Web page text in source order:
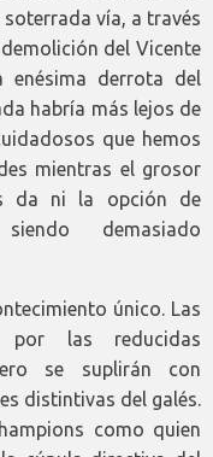
vía, a través
del Vicente
enésima derrota del
habría más lejos de
que hemos
mientras el grosor
da ni la opción de
demasiado
único. Las
por las reducidas
se suplirán con
distintivas del galés.
como quien